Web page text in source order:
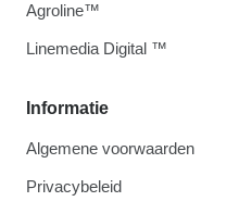
Informatie
Algemene voorwaarden
Privacybeleid
Agroline™
Linemedia Digital ™